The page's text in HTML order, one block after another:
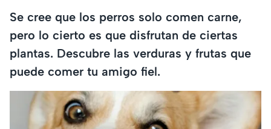
Se cree que los perros solo comen carne,
pero lo cierto es que disfrutan de ciertas
plantas. Descubre las verduras y frutas que
puede comer tu amigo fiel.